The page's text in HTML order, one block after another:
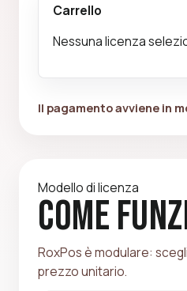
Carrello
Nessuna licenza
Il pagamento avviene in
Modello di licenza
Come
RoxPos è modulare:
prezzo unitario.